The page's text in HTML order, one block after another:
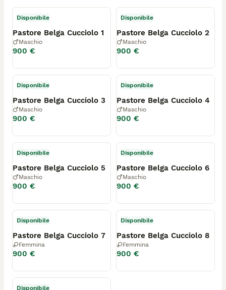
Disponibile
Pastore Belga Cucciolo 1
Maschio
900 €
Disponibile
Pastore Belga Cucciolo 2
Maschio
900 €
Disponibile
Pastore Belga Cucciolo 3
Maschio
900 €
Disponibile
Pastore Belga Cucciolo 4
Maschio
900 €
Disponibile
Pastore Belga Cucciolo 5
Maschio
900 €
Disponibile
Pastore Belga Cucciolo 6
Maschio
900 €
Disponibile
Pastore Belga Cucciolo 7
Femmina
900 €
Disponibile
Pastore Belga Cucciolo 8
Femmina
900 €
Disponibile